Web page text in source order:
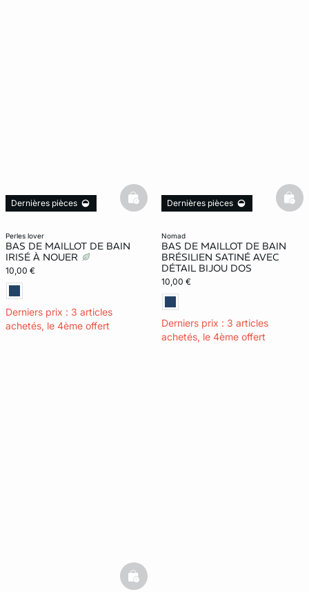
perles lover
BAS DE MAILLOT DE BAIN
IRISÉ À NOUER
10,00 €
Derniers prix : 3 articles
achetés, le 4ème offert
Dernières pièces basketfull
nomad
BAS DE MAILLOT DE BAIN
BRÉSILIEN SATINÉ AVEC
DÉTAIL BIJOU DOS
10,00 €
Derniers prix : 3 articles
achetés, le 4ème offert
Dernières pièces
basketfull